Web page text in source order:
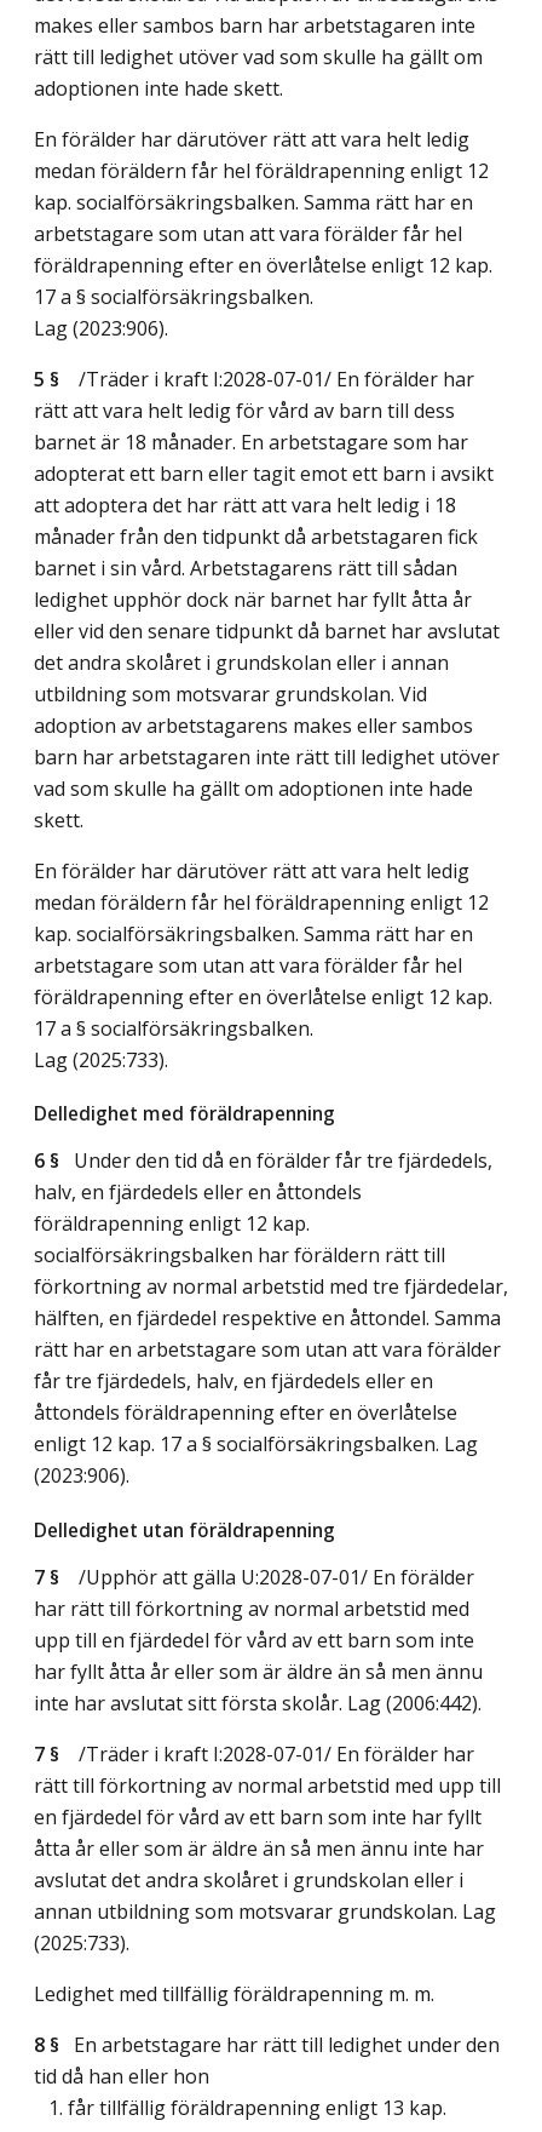
makes eller sambos barn har arbetstagaren inte
rätt till ledighet utöver vad som skulle ha gällt om
adoptionen inte hade skett.
En förälder har därutöver rätt att vara helt ledig
medan föräldern får hel föräldrapenning enligt 12
kap. socialförsäkringsbalken. Samma rätt har en
arbetstagare som utan att vara förälder får hel
föräldrapenning efter en överlåtelse enligt 12 kap.
17 a § socialförsäkringsbalken.
Lag (2023:906).
5 §
/Träder i kraft I:2028-07-01/ En förälder har
rätt att vara helt ledig för vård av barn till dess
barnet är 18 månader. En arbetstagare som har
adopterat ett barn eller tagit emot ett barn i avsikt
att adoptera det har rätt att vara helt ledig i 18
månader från den tidpunkt då arbetstagaren fick
barnet i sin vård. Arbetstagarens rätt till sådan
ledighet upphör dock när barnet har fyllt åtta år
eller vid den senare tidpunkt då barnet har avslutat
det andra skolåret i grundskolan eller i annan
utbildning som motsvarar grundskolan. Vid
adoption av arbetstagarens makes eller sambos
barn har arbetstagaren inte rätt till ledighet utöver
vad som skulle ha gällt om adoptionen inte hade
skett.
En förälder har därutöver rätt att vara helt ledig
medan föräldern får hel föräldrapenning enligt 12
kap. socialförsäkringsbalken. Samma rätt har en
arbetstagare som utan att vara förälder får hel
föräldrapenning efter en överlåtelse enligt 12 kap.
17 a § socialförsäkringsbalken.
Lag (2025:733).
Delledighet med föräldrapenning
6 § Under den tid då en förälder får tre fjärdedels,
halv, en fjärdedels eller en åttondels
föräldrapenning enligt 12 kap.
socialförsäkringsbalken har föräldern rätt till
förkortning av normal arbetstid med tre fjärdedelar,
hälften, en fjärdedel respektive en åttondel. Samma
rätt har en arbetstagare som utan att vara förälder
får tre fjärdedels, halv, en fjärdedels eller en
åttondels föräldrapenning efter en överlåtelse
enligt 12 kap. 17 a § socialförsäkringsbalken. Lag
(2023:906).
Delledighet utan föräldrapenning
7 §
/Upphör att gälla U:2028-07-01/ En förälder
har rätt till förkortning av normal arbetstid med
upp till en fjärdedel för vård av ett barn som inte
har fyllt åtta år eller som är äldre än så men ännu
inte har avslutat sitt första skolår. Lag (2006:442).
7 §
/Träder i kraft I:2028-07-01/ En förälder har
rätt till förkortning av normal arbetstid med upp till
en fjärdedel för vård av ett barn som inte har fyllt
åtta år eller som är äldre än så men ännu inte har
avslutat det andra skolåret i grundskolan eller i
annan utbildning som motsvarar grundskolan. Lag
(2025:733).
Ledighet med tillfällig föräldrapenning m. m.
8 § En arbetstagare har rätt till ledighet under den
tid då han eller hon
1. får tillfällig föräldrapenning enligt 13 kap.